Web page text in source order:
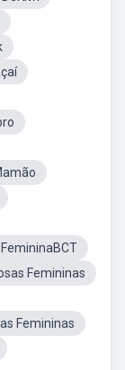
FemininaBCT
Femininas
Femininas